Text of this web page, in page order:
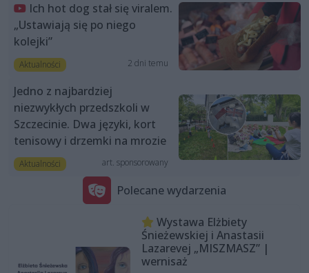
Ich hot dog stał się viralem.
„Ustawiają się po niego
kolejki”
Aktualności 2 dni temu
Jedno z najbardziej
niezwykłych przedszkoli w
Szczecinie. Dwa języki, kort
tenisowy i drzemki na mrozie
Aktualności art. sponsorowany
Polecane wydarzenia
Wystawa Elżbiety
Śnieżewskiej i Anastasii
Lazarevej „MISZMASZ” |
wernisaż